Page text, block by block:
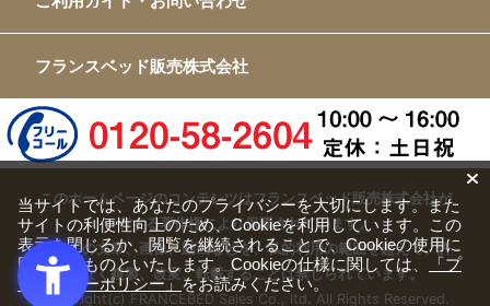
フランスベッド販売株式会社
このホームページのコンテンツはフランスベッド販売株式会社が
有する著作権により保護されています。
すべての文章、画像、動画などを、私的利用の範囲を超えて、許
可なく複製、改変、転載することは禁じられています。
Copyright(c) FRANCEBED Sales Co., ltd. All Rights Reserved.
当サイトでは、あなたのプライバシーを大切にします。また
サイトの利便性向上のため、Cookieを利用しています。この
表示を閉じるか、閲覧を継続されることで、Cookieの使用に
同意するものといたします。Cookieの仕様に関しては、
「プ
ライバシーポリシー」をお読みください。